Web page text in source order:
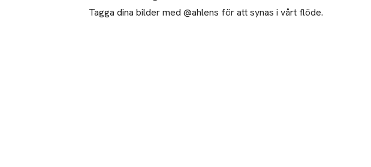
Tagga dina bilder med @ahlens för att synas i vårt flöde.